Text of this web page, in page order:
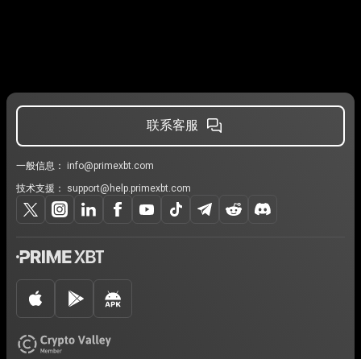
联系客服
一般信息：
info@primexbt.com
技术支援：
support@help.primexbt.com